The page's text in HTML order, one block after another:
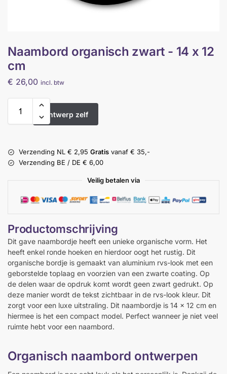
Naambord organisch zwart - 14 x 12
cm
€ 26,00 incl. btw
Ontwerp zelf
Verzending NL € 2,95 Gratis vanaf € 35,-
Verzending BE / DE € 6,00
Veilig betalen via
Productomschrijving
Dit gave naambordje heeft een unieke organische vorm. Het
heeft enkel ronde hoeken en hierdoor oogt het rustig. Dit
organische bordje is gemaakt van aluminium rvs-look met een
geborstelde toplaag en voorzien van een zwarte coating. Op
de delen waar de opdruk komt wordt geen zwart gedrukt. Op
deze manier wordt de tekst zichtbaar in de rvs-look kleur. Dit
zorgt voor een luxe uitstraling. Dit naambordje is 14 x 12 cm en
hiermee is het een compact model. Perfect wanneer je niet veel
ruimte hebt voor een naambord.
Organisch naambord ontwerpen